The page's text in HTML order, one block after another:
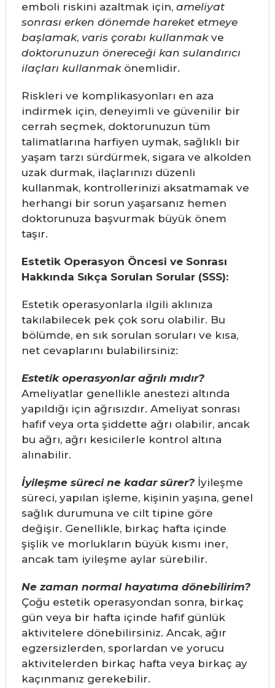
emboli riskini azaltmak için, ameliyat
sonrası erken dönemde hareket etmeye
başlamak, varis çorabı kullanmakve
doktorunuzun önereceği kan sulandırıcı
ilaçları kullanmakönemlidir.
Riskleri ve komplikasyonları en aza
indirmek için, deneyimli ve güvenilir bir
cerrah seçmek, doktorunuzun tüm
talimatlarına harfiyen uymak, sağlıklı bir
yaşam tarzı sürdürmek, sigara ve alkolden
uzak durmak, ilaçlarınızı düzenli
kullanmak, kontrollerinizi aksatmamak ve
herhangi bir sorun yaşarsanız hemen
doktorunuza başvurmak büyük önem
taşır.
Estetik Operasyon Öncesi ve Sonrası
Hakkında Sıkça Sorulan Sorular (SSS):
Estetik operasyonlarla ilgili aklınıza
takılabilecek pek çok soru olabilir. Bu
bölümde, en sık sorulan soruları ve kısa,
net cevaplarını bulabilirsiniz:
Estetik operasyonlar ağrılı mıdır?
Ameliyatlar genellikle anestezi altında
yapıldığı için ağrısızdır. Ameliyat sonrası
hafif veya orta şiddette ağrı olabilir, ancak
bu ağrı, ağrı kesicilerle kontrol altına
alınabilir.
İyileşme süreci ne kadar sürer?İyileşme
süreci, yapılan işleme, kişinin yaşına, genel
sağlık durumuna ve cilt tipine göre
değişir. Genellikle, birkaç hafta içinde
şişlik ve morlukların büyük kısmı iner,
ancak tam iyileşme aylar sürebilir.
Ne zaman normal hayatıma dönebilirim?
Çoğu estetik operasyondan sonra, birkaç
gün veya bir hafta içinde hafif günlük
aktivitelere dönebilirsiniz. Ancak, ağır
egzersizlerden, sporlardan ve yorucu
aktivitelerden birkaç hafta veya birkaç ay
kaçınmanız gerekebilir.